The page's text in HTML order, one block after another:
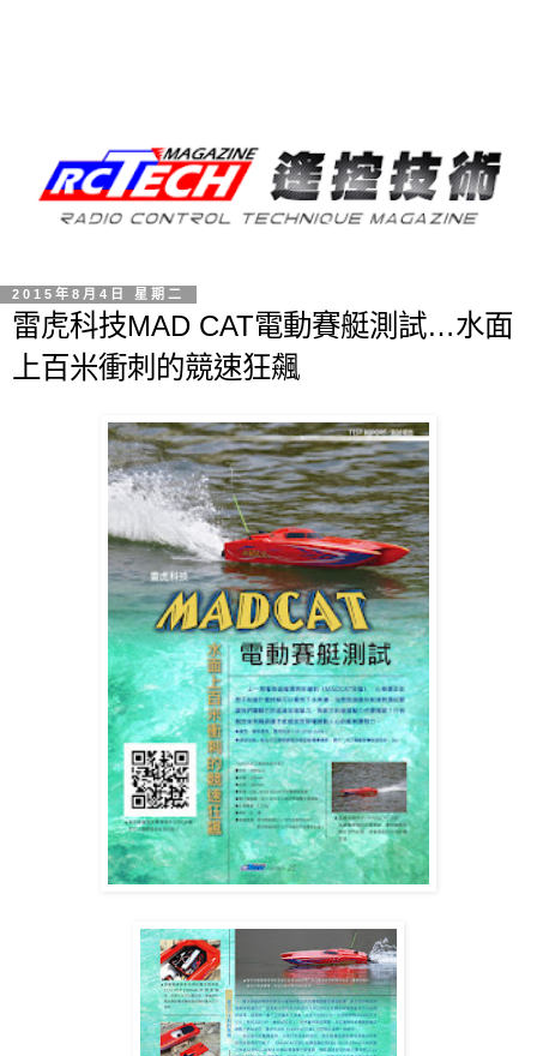
2015年8月4日 星期二
雷虎科技MAD CAT電動賽艇測試…水面
上百米衝刺的競速狂飆